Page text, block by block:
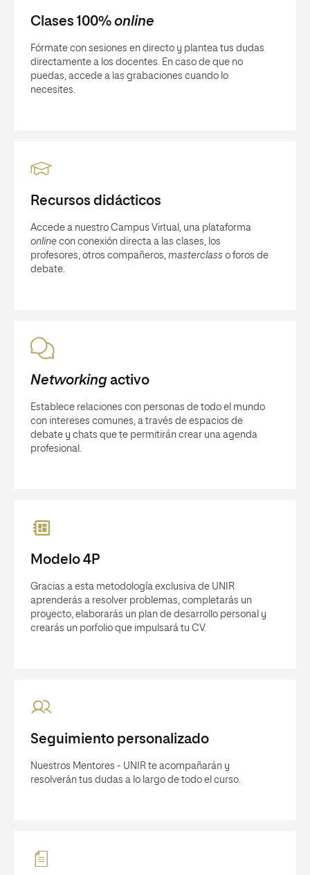
Clases 100% online
Fórmate con sesiones en directo y plantea tus dudas
directamente a los docentes. En caso de que no
puedas, accede a las grabaciones cuando lo
necesites.
Recursos didácticos
Accede a nuestro Campus Virtual, una plataforma
online con conexión directa a las clases, los
profesores, otros compañeros, masterclass o foros de
debate.
Networkingactivo
Establece relaciones con personas de todo el mundo
con intereses comunes, a través de espacios de
debate y chats que te permitirán crear una agenda
profesional.
Modelo 4P
Gracias a esta metodología exclusiva de UNIR
aprenderás a resolver problemas, completarás un
proyecto, elaborarás un plan de desarrollo personal y
crearás un porfolio que impulsará tu CV.
Seguimiento personalizado
Nuestros Mentores - UNIR te acompañarán y
resolverán tus dudas a lo largo de todo el curso.